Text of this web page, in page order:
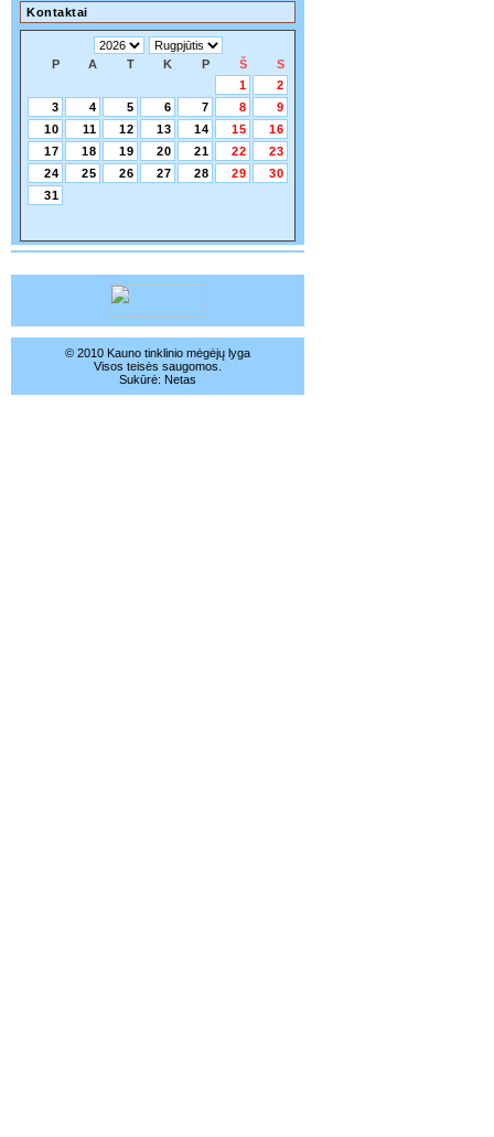
Kontaktai
P A T K P Š
S
1
2
3
4 5 6 7 8
9
10
11 12 13 14 15
16
17
18 19 20 21 22
23
24
25 26 27 28 29
30
31
© 2010 Kauno tinklinio mėgėjų lyga
Visos teisės saugomos.
Sukūrė: Netas